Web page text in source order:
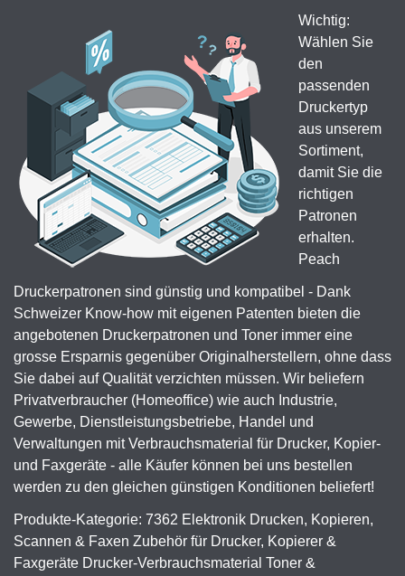
Wichtig:
Wählen Sie
den
passenden
Druckertyp
aus unserem
Sortiment,
damit Sie die
richtigen
Patronen
erhalten.
Peach
Druckerpatronen sind günstig und kompatibel - Dank
Schweizer Know-how mit eigenen Patenten bieten die
angebotenen Druckerpatronen und Toner immer eine
grosse Ersparnis gegenüber Originalherstellern, ohne dass
Sie dabei auf Qualität verzichten müssen. Wir beliefern
Privatverbraucher (Homeoffice) wie auch Industrie,
Gewerbe, Dienstleistungsbetriebe, Handel und
Verwaltungen mit Verbrauchsmaterial für Drucker, Kopier-
und Faxgeräte - alle Käufer können bei uns bestellen
werden zu den gleichen günstigen Konditionen beliefert!
Produkte-Kategorie: 7362 Elektronik Drucken, Kopieren,
Scannen & Faxen Zubehör für Drucker, Kopierer &
Faxgeräte Drucker-Verbrauchsmaterial Toner &